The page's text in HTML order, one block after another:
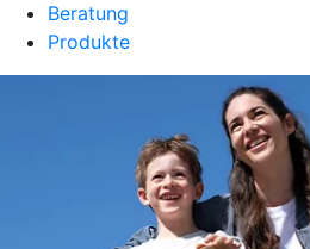
Beratung
Produkte